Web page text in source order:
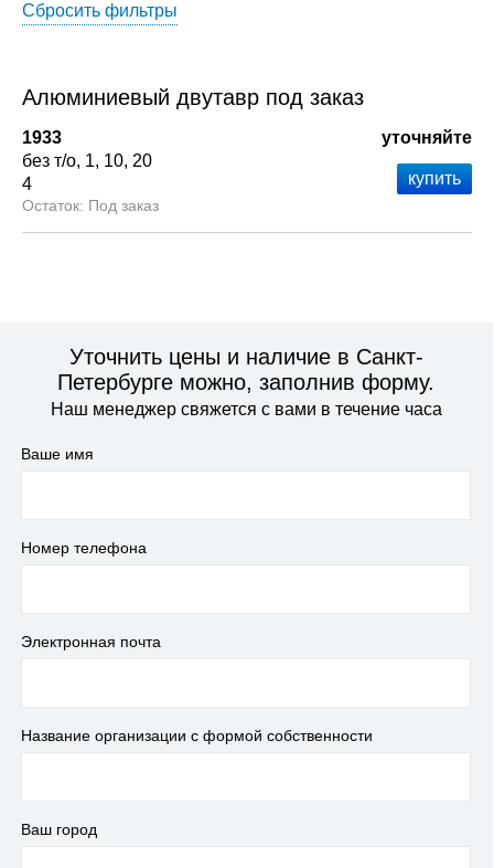
Сбросить фильтры
Алюминиевый двутавр под заказ
1933
без т/о 1 10 20
4
Под заказ
уточняйте
Уточнить цены и наличие в Санкт-
Петербурге можно, заполнив форму.
Наш менеджер свяжется с вами в течение часа
Ваше имя
Номер телефона
Электронная почта
Название организации с формой собственности
Ваш город